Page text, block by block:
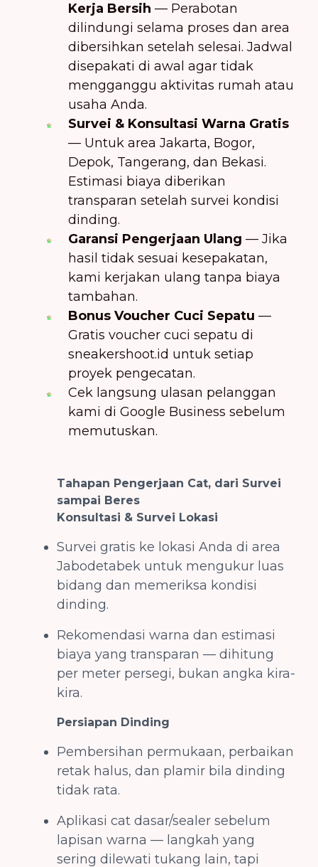
Kerja Bersih — Perabotan
dilindungi selama proses dan area
dibersihkan setelah selesai. Jadwal
disepakati di awal agar tidak
mengganggu aktivitas rumah atau
usaha Anda.
Survei & Konsultasi Warna Gratis
— Untuk area Jakarta, Bogor,
Depok, Tangerang, dan Bekasi.
Estimasi biaya diberikan
transparan setelah survei kondisi
dinding.
Garansi Pengerjaan Ulang — Jika
hasil tidak sesuai kesepakatan,
kami kerjakan ulang tanpa biaya
tambahan.
Bonus Voucher Cuci Sepatu —
Gratis voucher cuci sepatu di
sneakershoot.id untuk setiap
proyek pengecatan.
Cek langsung ulasan pelanggan
kami di Google Business sebelum
memutuskan.
Tahapan Pengerjaan Cat, dari Survei
sampai Beres
Konsultasi & Survei Lokasi
Survei gratis ke lokasi Anda di area
Jabodetabek untuk mengukur luas
bidang dan memeriksa kondisi
dinding.
Rekomendasi warna dan estimasi
biaya yang transparan — dihitung
per meter persegi, bukan angka kira-
kira.
Persiapan Dinding
Pembersihan permukaan, perbaikan
retak halus, dan plamir bila dinding
tidak rata.
Aplikasi cat dasar/sealer sebelum
lapisan warna — langkah yang
sering dilewati tukang lain, tapi